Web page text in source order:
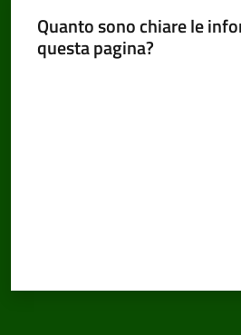
Quanto sono chiare le
questa pagina?